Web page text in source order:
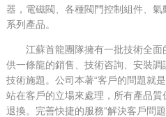
器，電磁閥、各種閥門控制組件、
系列產品。
江蘇首龍團隊擁有一批技術全面
供一條龍的銷售、技術咨詢、安裝
技術施題。公司本著“客戶的問題就
站在客戶的立場來處理，所有產品
退換。完善快捷的服務“解決客戶問